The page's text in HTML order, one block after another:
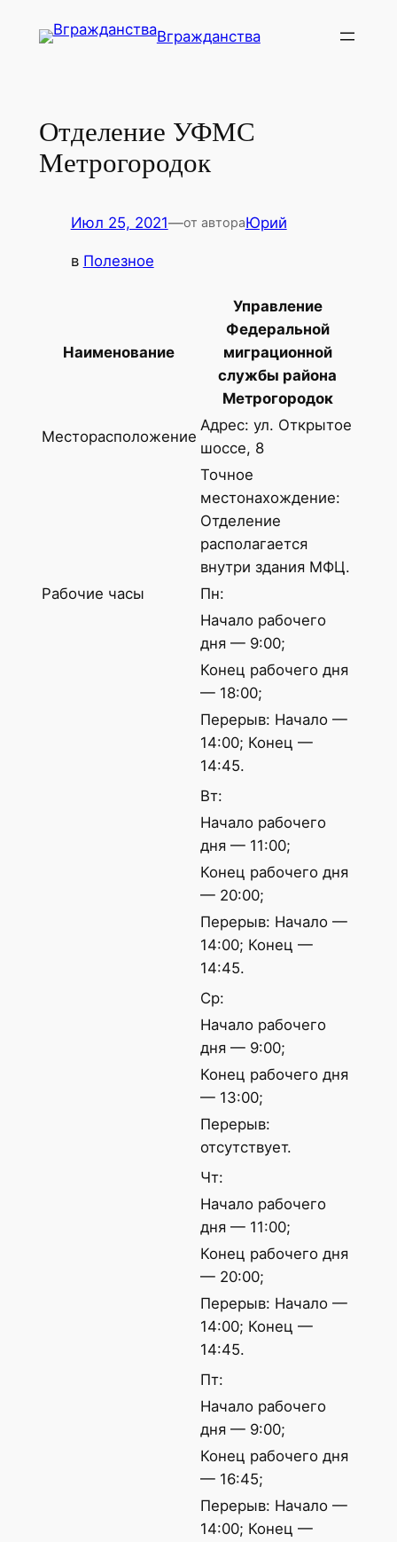
Вгражданства
Отделение УФМС
Метрогородок
Июл 25, 2021—от автораЮрий
в Полезное
Наименование
Управление
Федеральной
миграционной
службы района
Метрогородок
Месторасположение
Адрес: ул. Открытое
шоссе, 8
Точное
местонахождение:
Отделение
располагается
внутри здания МФЦ.
Рабочие часы
Пн:
Начало рабочего
дня — 9:00;
Конец рабочего дня
— 18:00;
Перерыв: Начало —
14:00; Конец —
14:45.
Вт:
Начало рабочего
дня — 11:00;
Конец рабочего дня
— 20:00;
Перерыв: Начало —
14:00; Конец —
14:45.
Ср:
Начало рабочего
дня — 9:00;
Конец рабочего дня
— 13:00;
Перерыв:
отсутствует.
Чт:
Начало рабочего
дня — 11:00;
Конец рабочего дня
— 20:00;
Перерыв: Начало —
14:00; Конец —
14:45.
Пт:
Начало рабочего
дня — 9:00;
Конец рабочего дня
— 16:45;
Перерыв: Начало —
14:00; Конец —